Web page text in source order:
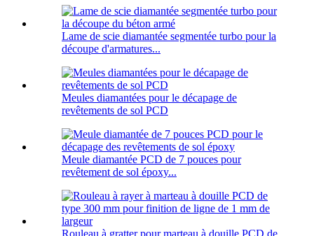
Lame de scie diamantée segmentée turbo pour la
découpe d'armatures...
Meules diamantées pour le décapage de
revêtements de sol PCD
Meule diamantée PCD de 7 pouces pour
revêtement de sol époxy...